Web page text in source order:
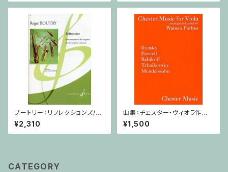
ブートリー：リフレクションズ/サ
クソフォーン・ピアノ
¥2,310
曲集：チェスター・ヴィオラ作品
集 / ヴィオラ・ピアノ
¥1,500
CATEGORY